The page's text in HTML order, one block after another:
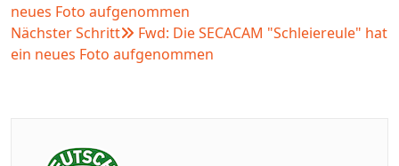
neues Foto aufgenommen
Nächster Schritt
Fwd: Die SECACAM "Schleiereule" hat
ein neues Foto aufgenommen